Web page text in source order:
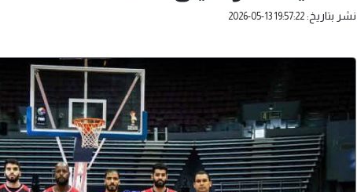
نشر بتاريخ: 2026-05-13 19:57:22